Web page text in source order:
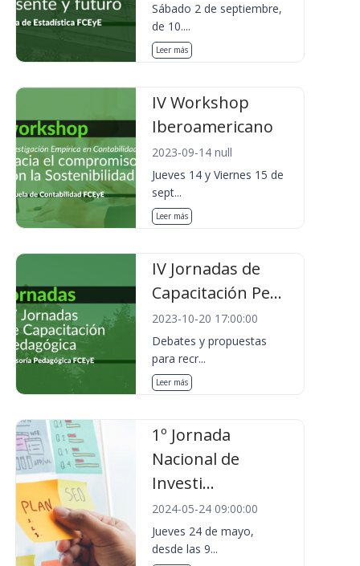
Sábado 2 de septiembre,
de 10....
Leer más
IV Workshop
Iberoamericano
2023-09-14 null
Jueves 14 y Viernes 15 de
sept...
Leer más
IV Jornadas de
Capacitación Pe...
2023-10-20 17:00:00
Debates y propuestas
para recr...
Leer más
1º Jornada
Nacional de
Investi...
2024-05-24 09:00:00
Jueves 24 de mayo,
desde las 9...